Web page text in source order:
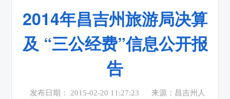
2014年昌吉州旅游局决算
及 “三公经费”信息公开报
告
发布日期： 2015-02-20 11:27:23
来源：昌吉州人